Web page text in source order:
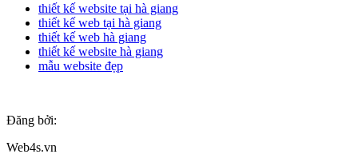
thiết kế website tại hà giang
thiết kế web tại hà giang
thiết kế web hà giang
thiết kế website hà giang
mẫu website đẹp
Đăng bởi:
Web4s.vn